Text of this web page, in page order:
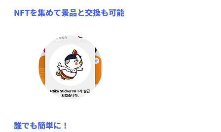
NFTを集めて景品と交換も可能
誰でも簡単に！